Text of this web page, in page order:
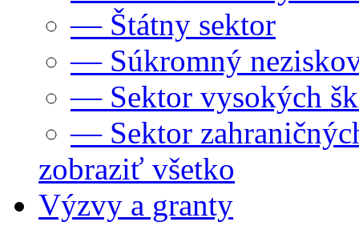
— Štátny sektor
— Súkromný
— Sektor vysokých
— Sektor
zobraziť všetko
Výzvy a granty